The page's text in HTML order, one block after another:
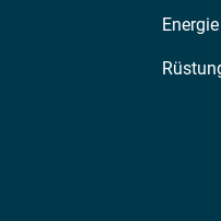
Energie